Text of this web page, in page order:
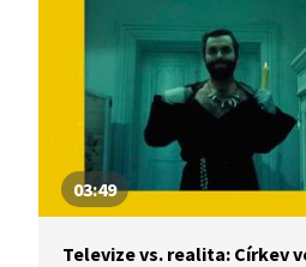
03:49
Televize vs. realita: Církev